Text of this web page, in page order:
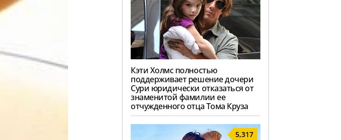
Кэти Холмс полностью
поддерживает решение дочери
Сури юридически отказаться от
знаменитой фамилии ее
отчужденного отца Тома Круза
5,317